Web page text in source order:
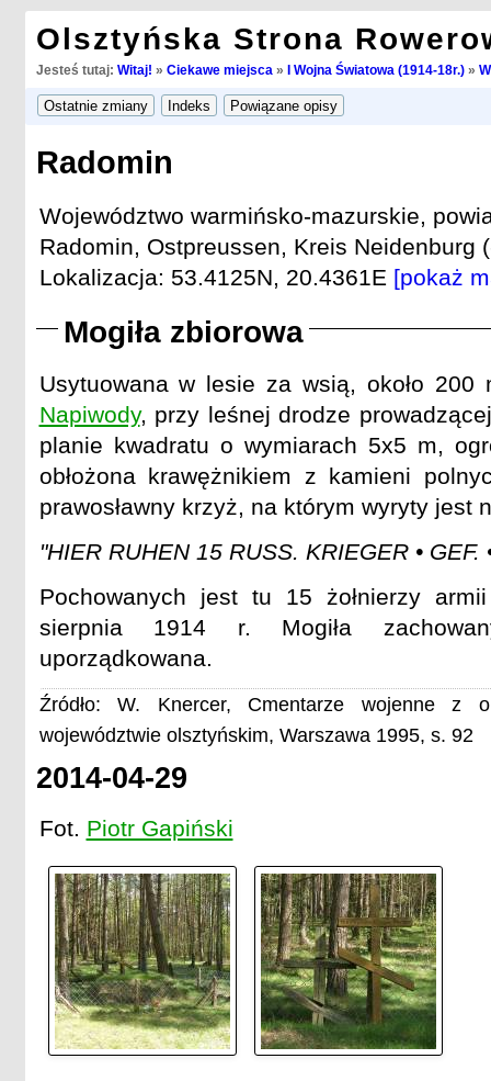
Olsztyńska Strona
Jesteś tutaj: Witaj! » Ciekawe miejsca » I Wojna Światowa (1914-18r.)»
Radomin
Województwo warmińsko-mazurskie,
Radomin, Ostpreussen, Kreis Neidenburg
Lokalizacja: 53.4125N, 20.4361E [pokaż
Mogiła zbiorowa
Usytuowana w lesie za wsią, około 200
Napiwody, przy leśnej drodze
planie kwadratu o wymiarach 5x5 m,
obłożona krawężnikiem z kamieni
prawosławny krzyż, na którym wyryty jest
"HIER RUHEN 15 RUSS. KRIEGER • GEF.
Pochowanych jest tu 15 żołnierzy
sierpnia 1914 r. Mogiła
uporządkowana.
Źródło: W. Knercer, Cmentarze wojenne z
województwie olsztyńskim, Warszawa 1995, s. 92
2014-04-29
Fot. Piotr Gapiński